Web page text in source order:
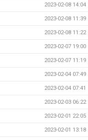
2023-02-08 14:04
2023-02-08 11:39
2023-02-08 11:22
2023-02-07 19:00
2023-02-07 11:19
2023-02-04 07:49
2023-02-04 07:41
2023-02-03 06:22
2023-02-01 22:05
2023-02-01 13:18